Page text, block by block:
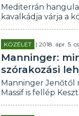
Mediterrán
kavalkádja várja a
KÖZÉLET | 2018. ápr. 5.
Manninger:
szórakozási
Manninger Jenőtől
Massif is fellép